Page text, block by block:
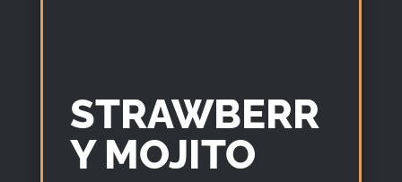
STRAWBERR
Y MOJITO